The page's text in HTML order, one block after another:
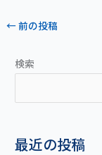
←前の投稿
検索
最近の投稿